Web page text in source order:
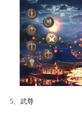
5、武尊